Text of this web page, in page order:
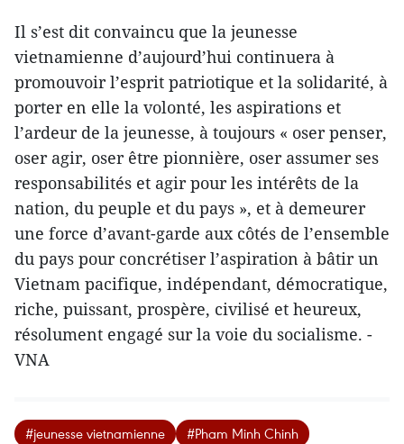
Il s’est dit convaincu que la jeunesse
vietnamienne d’aujourd’hui continuera à
promouvoir l’esprit patriotique et la solidarité, à
porter en elle la volonté, les aspirations et
l’ardeur de la jeunesse, à toujours « oser penser,
oser agir, oser être pionnière, oser assumer ses
responsabilités et agir pour les intérêts de la
nation, du peuple et du pays », et à demeurer
une force d’avant-garde aux côtés de l’ensemble
du pays pour concrétiser l’aspiration à bâtir un
Vietnam pacifique, indépendant, démocratique,
riche, puissant, prospère, civilisé et heureux,
résolument engagé sur la voie du socialisme. -
VNA
#jeunesse vietnamienne
#Pham Minh Chinh